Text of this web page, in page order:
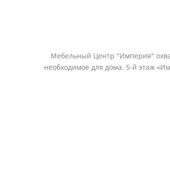
Мебельный Центр "Империя"
необходимое для дома. 5-й этаж